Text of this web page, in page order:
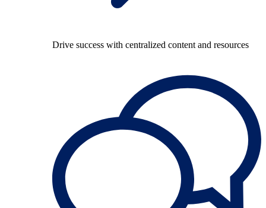
Drive success with centralized content and resources